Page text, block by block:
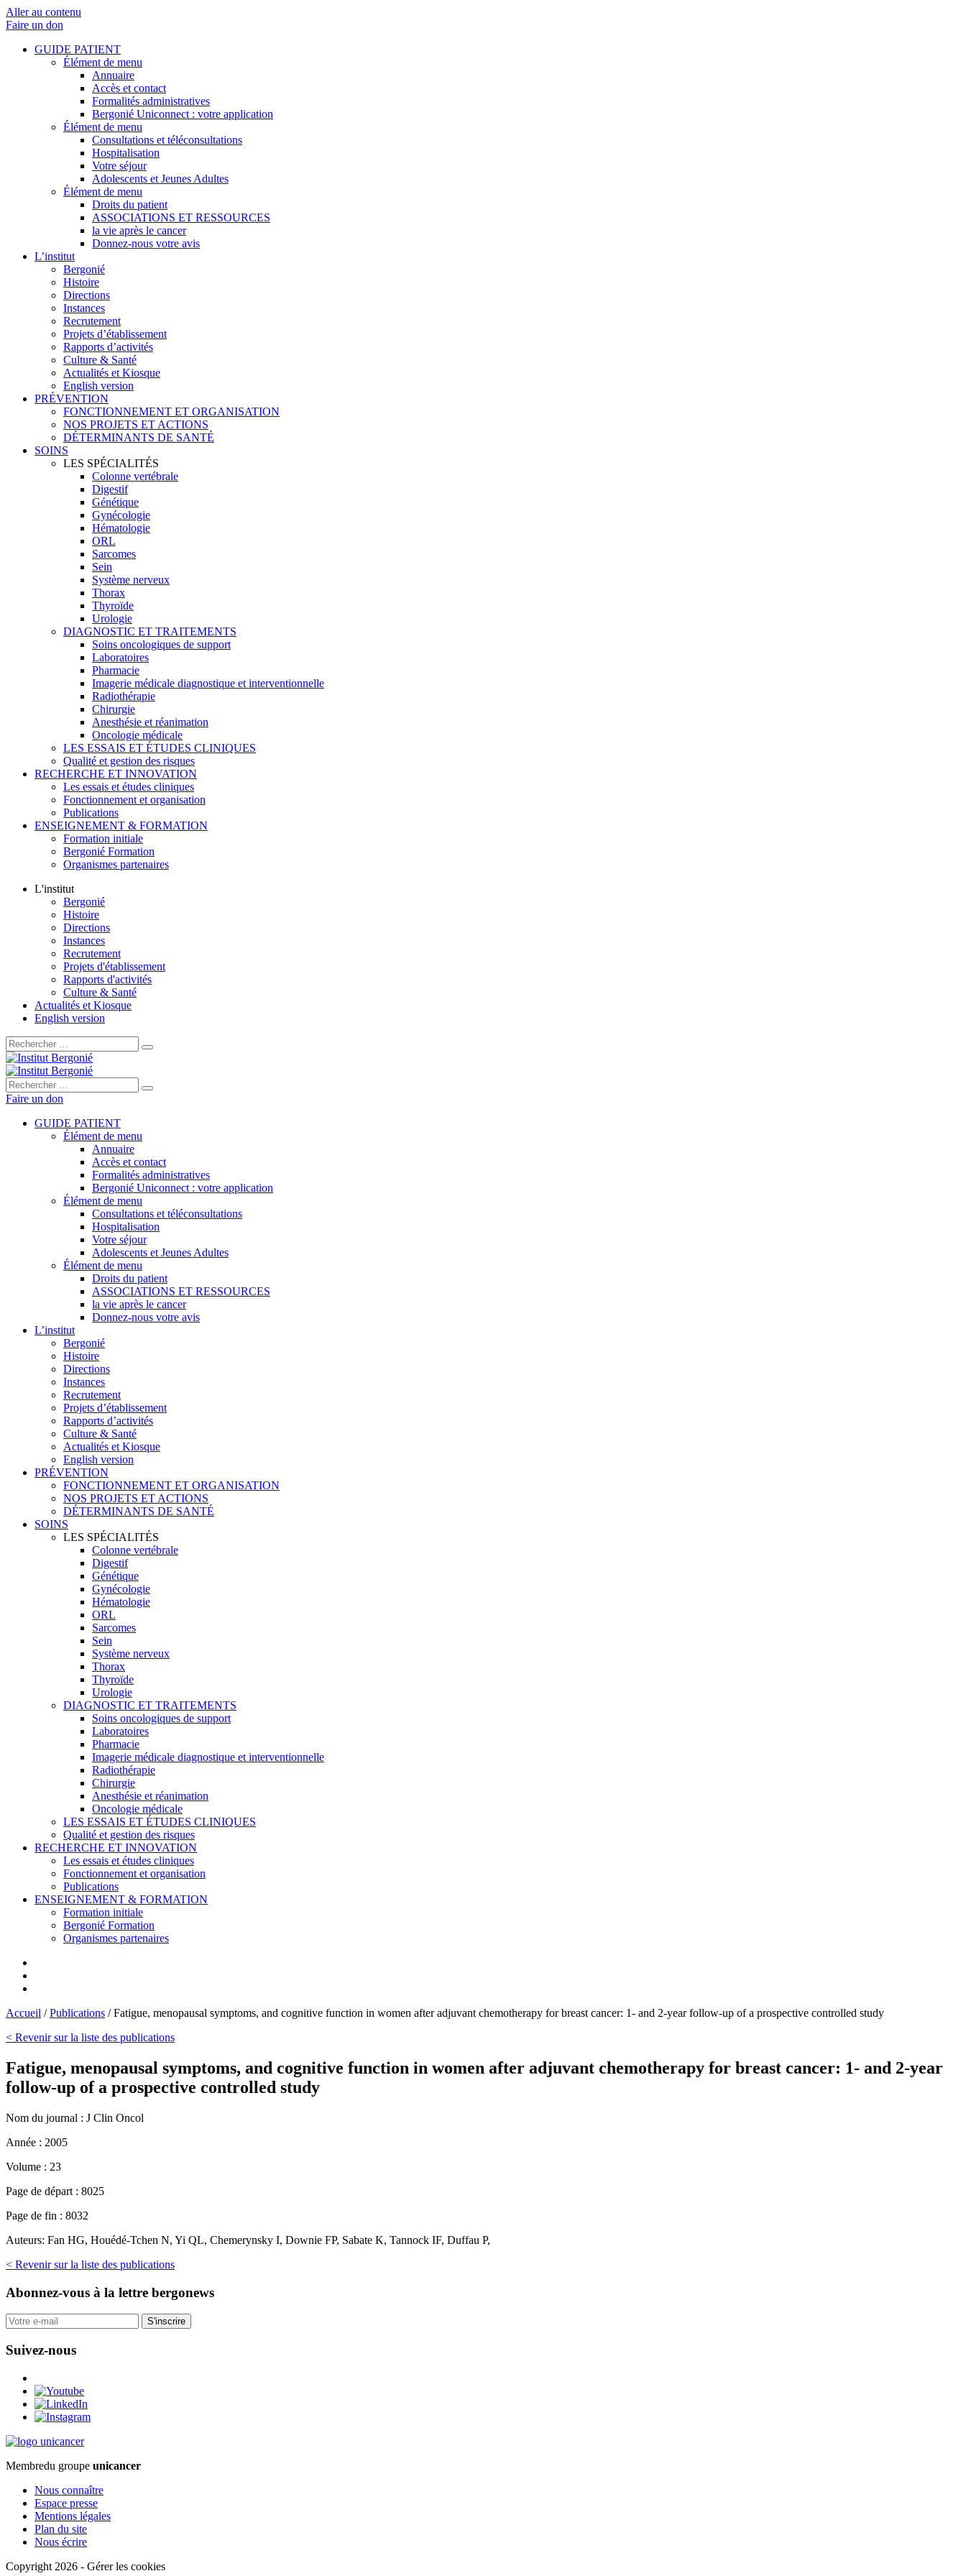
Aller au contenu
Faire un don
GUIDE PATIENT
Élément de menu
Annuaire
Accès et contact
Formalités administratives
Bergonié Uniconnect : votre application
Élément de menu
Consultations et téléconsultations
Hospitalisation
Votre séjour
Adolescents et Jeunes Adultes
Élément de menu
Droits du patient
ASSOCIATIONS ET RESSOURCES
la vie après le cancer
Donnez-nous votre avis
L’institut
Bergonié
Histoire
Directions
Instances
Recrutement
Projets d’établissement
Rapports d’activités
Culture & Santé
Actualités et Kiosque
English version
PRÉVENTION
FONCTIONNEMENT ET ORGANISATION
NOS PROJETS ET ACTIONS
DÉTERMINANTS DE SANTÉ
SOINS
LES SPÉCIALITÉS
Colonne vertébrale
Digestif
Génétique
Gynécologie
Hématologie
ORL
Sarcomes
Sein
Système nerveux
Thorax
Thyroïde
Urologie
DIAGNOSTIC ET TRAITEMENTS
Soins oncologiques de support
Laboratoires
Pharmacie
Imagerie médicale diagnostique et interventionnelle
Radiothérapie
Chirurgie
Anesthésie et réanimation
Oncologie médicale
LES ESSAIS ET ÉTUDES CLINIQUES
Qualité et gestion des risques
RECHERCHE ET INNOVATION
Les essais et études cliniques
Fonctionnement et organisation
Publications
ENSEIGNEMENT & FORMATION
Formation initiale
Bergonié Formation
Organismes partenaires
L'institut
Bergonié
Histoire
Directions
Instances
Recrutement
Projets d'établissement
Rapports d'activités
Culture & Santé
Actualités et Kiosque
English version
Rechercher :
Rechercher :
Faire un don
GUIDE PATIENT
Élément de menu
Annuaire
Accès et contact
Formalités administratives
Bergonié Uniconnect : votre application
Élément de menu
Consultations et téléconsultations
Hospitalisation
Votre séjour
Adolescents et Jeunes Adultes
Élément de menu
Droits du patient
ASSOCIATIONS ET RESSOURCES
la vie après le cancer
Donnez-nous votre avis
L’institut
Bergonié
Histoire
Directions
Instances
Recrutement
Projets d’établissement
Rapports d’activités
Culture & Santé
Actualités et Kiosque
English version
PRÉVENTION
FONCTIONNEMENT ET ORGANISATION
NOS PROJETS ET ACTIONS
DÉTERMINANTS DE SANTÉ
SOINS
LES SPÉCIALITÉS
Colonne vertébrale
Digestif
Génétique
Gynécologie
Hématologie
ORL
Sarcomes
Sein
Système nerveux
Thorax
Thyroïde
Urologie
DIAGNOSTIC ET TRAITEMENTS
Soins oncologiques de support
Laboratoires
Pharmacie
Imagerie médicale diagnostique et interventionnelle
Radiothérapie
Chirurgie
Anesthésie et réanimation
Oncologie médicale
LES ESSAIS ET ÉTUDES CLINIQUES
Qualité et gestion des risques
RECHERCHE ET INNOVATION
Les essais et études cliniques
Fonctionnement et organisation
Publications
ENSEIGNEMENT & FORMATION
Formation initiale
Bergonié Formation
Organismes partenaires
Accueil /Publications /Fatigue, menopausal symptoms, and cognitive function in women after adjuvant chemotherapy for breast cancer: 1- and 2-year follow-up of a prospective controlled study
< Revenir sur la liste des publications
Fatigue, menopausal symptoms, and cognitive function in women after adjuvant chemotherapy for breast cancer: 1- and 2-year
follow-up of a prospective controlled study
Nom du journal : J Clin Oncol
Année : 2005
Volume : 23
Page de départ : 8025
Page de fin : 8032
Auteurs: Fan HG, Houédé-Tchen N, Yi QL, Chemerynsky I, Downie FP, Sabate K, Tannock IF, Duffau P,
< Revenir sur la liste des publications
Abonnez-vous à la lettre bergonews
S'inscrire
Suivez-nous
Membredu groupe unicancer
Nous connaître
Espace presse
Mentions légales
Plan du site
Nous écrire
Copyright 2026 - Gérer les cookies